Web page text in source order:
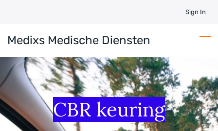
main
content
Sign In
Medixs Medische Diensten
CBR keuring